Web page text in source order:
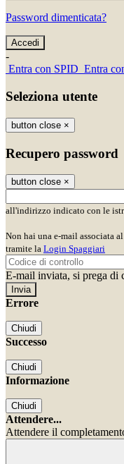
Password dimenticata?
-
Entra con SPID Entra
Seleziona utente
button close ×
Recupero password
button close ×
all'indirizzo indicato con le
Non hai una e-mail associata
tramite la Login Spaggiari
E-mail inviata, si prega di
Errore
Chiudi
Successo
Chiudi
Informazione
Chiudi
Attendere...
Attendere il